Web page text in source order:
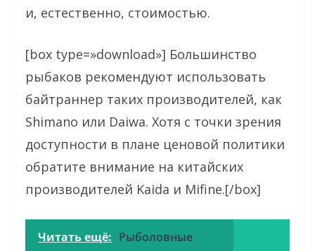
и, естественно, стоимостью.
[box type=»download»] Большинство
рыбаков рекомендуют использовать
байтраннер таких производителей, как
Shimano или Daiwa. Хотя с точки зрения
доступности в плане ценовой политики
обратите внимание на китайских
производителей Kaida и Mifine.[/box]
Читать ещё: Рыболовные